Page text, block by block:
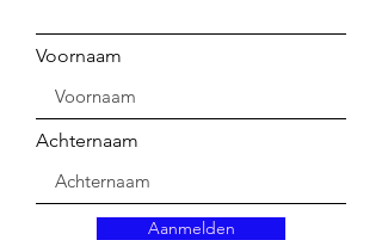
Voornaam
Achternaam
Aanmelden